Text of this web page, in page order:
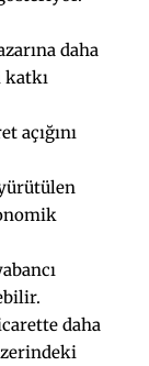
daha
açığını
daha